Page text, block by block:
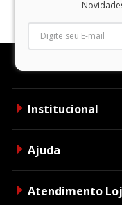
Institucional
Ajuda
Atendimento